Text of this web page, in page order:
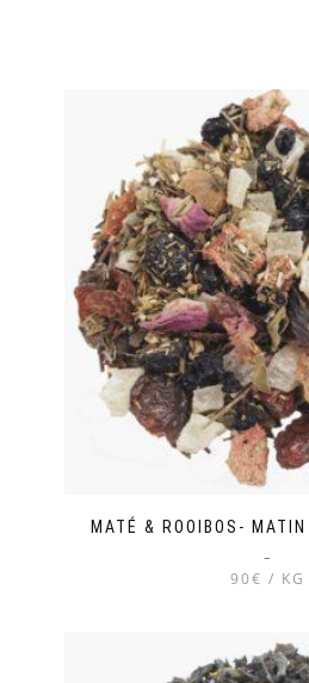
MATÉ & ROOIBOS-
–
90€ / KG
a